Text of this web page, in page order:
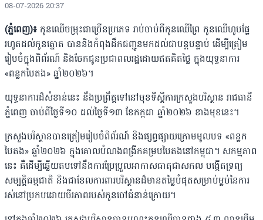
08-07-2026 20:37
(ភ្នំពេញ)៖ កូនឈើចម្រុះជាច្រើនប្រភេទ រាប់ចាប់ពីកូនឈើព្រៃ កូនឈើហូបផ្លែ
រហូតដល់កូនត្នោត បាននិងកំពុងដឹកជញ្ជូនមកដល់ជាបន្តបន្ទាប់ ដើម្បីត្រៀម
រៀបចំក្នុងពិព័រណ៍ និងចែកជូនប្រជាពលរដ្ឋដោយឥតគិតថ្លៃ ក្នុងយុទ្ធនាការ
«ពន្លកបៃតង» ឆ្នាំ២០២៦។
យុទ្ធនាការដ៏សំខាន់នេះ នឹងប្រព្រឹត្តទៅនៅមុខទីស្តីការក្រសួងបរិស្ថាន រាជធានី
ភ្នំពេញ ចាប់ពីថ្ងៃទី១០ ដល់ថ្ងៃទី១៣ ខែកក្កដា ឆ្នាំ២០២៦ ខាងមុខនេះ។
ក្រសួងបរិស្ថានបានត្រៀមរៀបចំពិព័រណ៍ និងផ្សព្វផ្សាយក្រោមមូលបទ «ពន្លក
បៃតង» ឆ្នាំ២០២៦ ក្នុងគោលបំណងពង្រីកគម្របបៃតងនៅកម្ពុជា។ សកម្មភាព
នេះ គឺដើម្បីឆ្លើយតបទៅនឹងការប្រែប្រួលអាកាសធាតុជាសកល បង្កើតទ្រព្យ
សម្បត្តិធម្មជាតិ និងជាខែលការពារបរិស្ថានដ៏មានតម្លៃបំផុតសម្រាប់ម្លប់នៃការ
រស់នៅប្រកបដោយចីរភាពរបស់កូនចៅជំនាន់ក្រោយ។